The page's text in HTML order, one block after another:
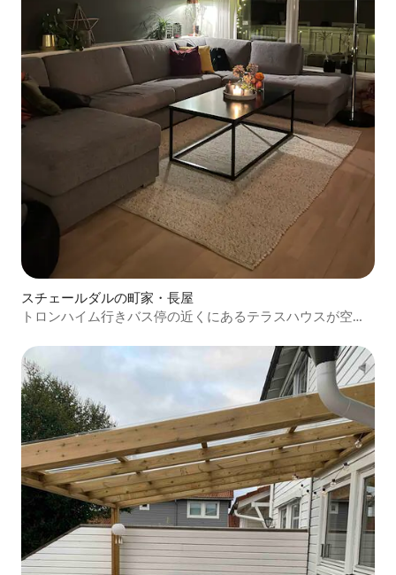
スチェールダルの町家・長屋
トロンハイム行きバス停の近くにあるテラスハウスが空き